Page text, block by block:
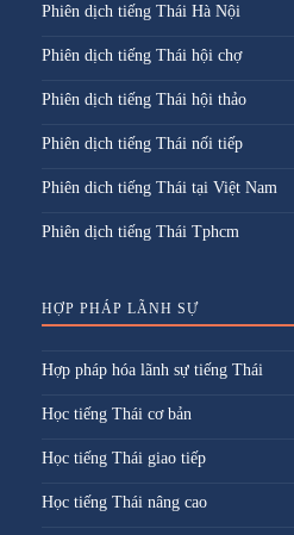
Phiên dịch tiếng Thái Hà Nội
Phiên dịch tiếng Thái hội chợ
Phiên dịch tiếng Thái hội thảo
Phiên dịch tiếng Thái nối tiếp
Phiên dich tiếng Thái tại Việt Nam
Phiên dịch tiếng Thái Tphcm
HỢP PHÁP LÃNH SỰ
Hợp pháp hóa lãnh sự tiếng Thái
Học tiếng Thái cơ bản
Học tiếng Thái giao tiếp
Học tiếng Thái nâng cao